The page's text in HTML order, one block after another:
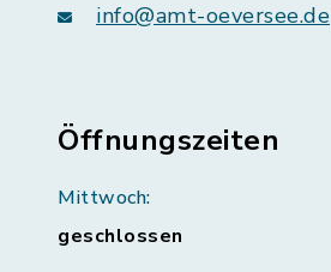
info@amt-oeversee.de
Öffnungszeiten
Mittwoch:
geschlossen